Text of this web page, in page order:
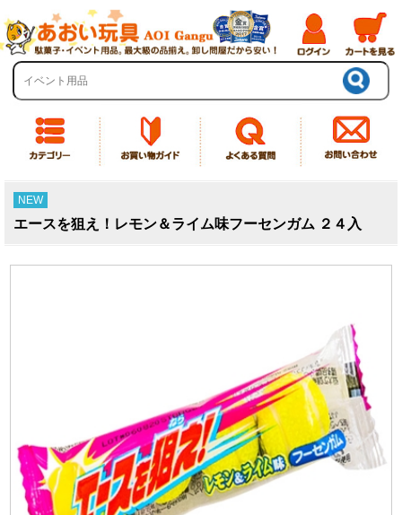
NEW
エースを狙え！レモン＆ライム味フーセンガム ２４入